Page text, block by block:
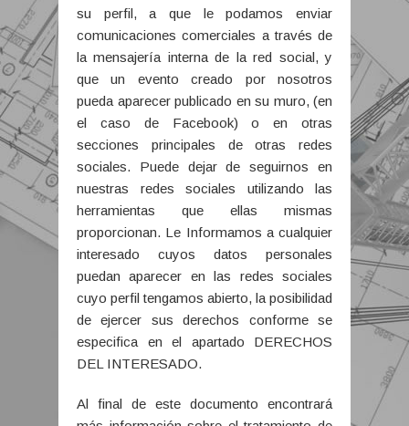
su perfil, a que le podamos enviar
comunicaciones comerciales a través de
la mensajería interna de la red social, y
que un evento creado por nosotros
pueda aparecer publicado en su muro, (en
el caso de Facebook) o en otras
secciones principales de otras redes
sociales. Puede dejar de seguirnos en
nuestras redes sociales utilizando las
herramientas que ellas mismas
proporcionan. Le Informamos a cualquier
interesado cuyos datos personales
puedan aparecer en las redes sociales
cuyo perfil tengamos abierto, la posibilidad
de ejercer sus derechos conforme se
especifica en el apartado DERECHOS
DEL INTERESADO.
Al final de este documento encontrará